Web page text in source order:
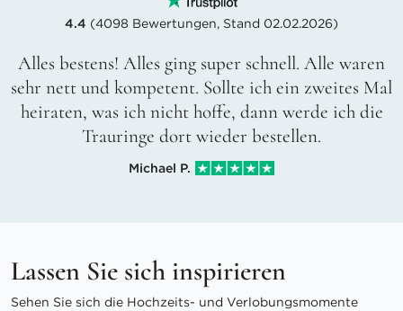
4.4 (4098 Bewertungen, Stand 02.02.2026)
Alles bestens! Alles ging super schnell. Alle waren
sehr nett und kompetent. Sollte ich ein zweites Mal
heiraten, was ich nicht hoffe, dann werde ich die
Trauringe dort wieder bestellen.
Michael P.
Lassen Sie sich inspirieren
Sehen Sie sich die Hochzeits- und Verlobungsmomente